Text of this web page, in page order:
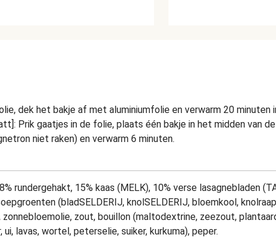
dek het bakje af met aluminiumfolie en verwarm 20 minuten
Prik gaatjes in de folie, plaats één bakje in het midden van
niet raken) en verwarm 6 minuten.
rundergehakt, 15% kaas (MELK), 10% verse lasagnebladen
(bladSELDERIJ, knolSELDERIJ, bloemkool,
zout, bouillon (maltodextrine, zeezout,
lavas, wortel, peterselie, suiker, kurkuma), peper.